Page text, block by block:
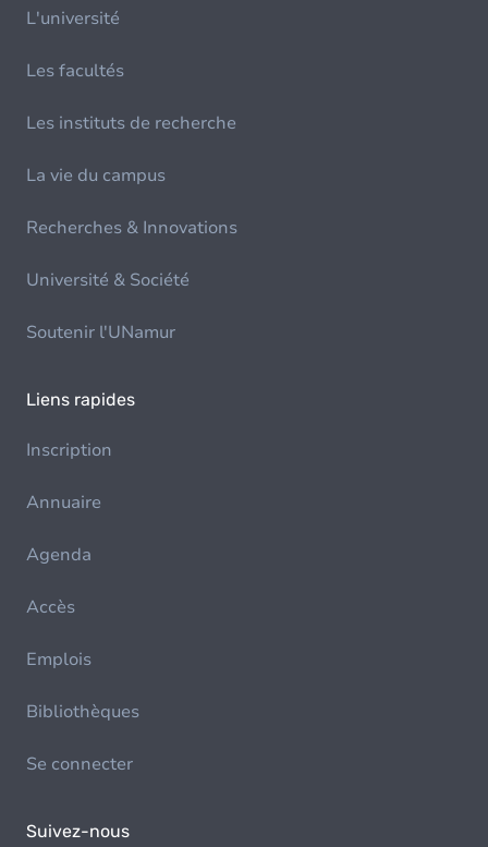
L'université
Les facultés
Les instituts de recherche
La vie du campus
Recherches & Innovations
Université & Société
Soutenir l'UNamur
Liens rapides
Inscription
Annuaire
Agenda
Accès
Emplois
Bibliothèques
Se connecter
Suivez-nous